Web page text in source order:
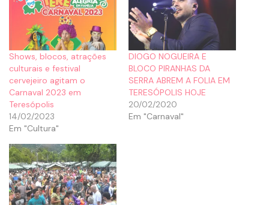
Shows, blocos, atrações
culturais e festival
cervejeiro agitam o
Carnaval 2023 em
Teresópolis
14/02/2023
Em "Cultura"
DIOGO NOGUEIRA E
BLOCO PIRANHAS DA
SERRA ABREM A FOLIA EM
TERESÓPOLIS HOJE
20/02/2020
Em "Carnaval"